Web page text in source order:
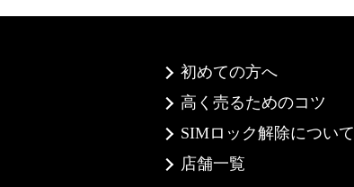
初めての方へ
高く売るためのコツ
SIMロック解除について
店舗一覧